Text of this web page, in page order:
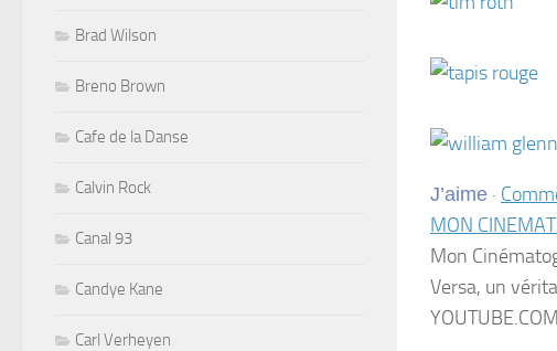
J’aime ·
MON
Mon
Versa, un
YOUTUBE.COM
Brad Wilson
Breno Brown
Cafe de la Danse
Calvin Rock
Canal 93
Candye Kane
Carl Verheyen